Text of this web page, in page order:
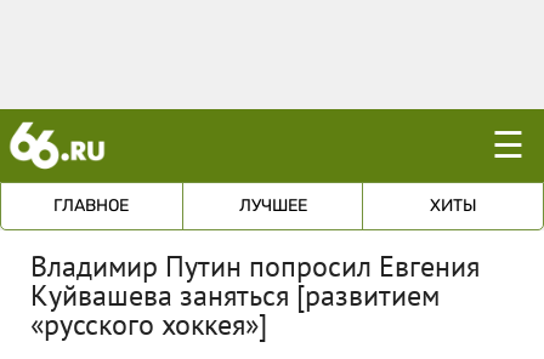
☰
ГЛАВНОЕ ЛУЧШЕЕ ХИТЫ
Владимир Путин попросил Евгения
Куйвашева заняться [развитием
«русского хоккея»]